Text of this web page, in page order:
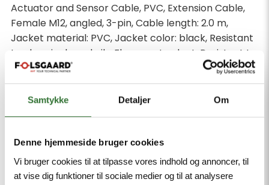
Samtykke Detaljer Om
Denne hjemmeside bruger cookies
Vi bruger cookies til at tilpasse vores indhold og annoncer, til
at vise dig funktioner til sociale medier og til at analysere
Actuator and Sensor Cable, PVC, Extension Cable,
Female M12, angled, 3-pin, Cable length: 2.0 m,
Jacket material: PVC, Jacket color: black, Resistant
to chemicals and oils, Flame-retardant, Resistant to
acids and alkaline solutions, Resistant to microbes
and hydrolysis, LABS free, Approval: cULus, RoHS-
compliant, Protection class: IP67, IP69K, Male M12,
angled, 3-pin
Minimum order quantity: 1